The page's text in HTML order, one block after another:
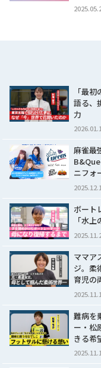
「最
語る、
力
麻雀最
ニフォ
ボート
「水
ママア
ジ。柔
育児の
難病を
ー・松
きる希